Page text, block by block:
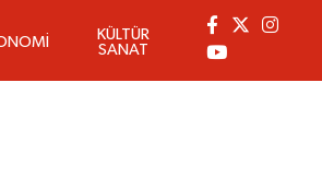
KÜLTÜR
SANAT